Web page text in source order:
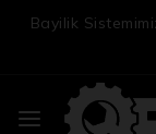
Bayilik